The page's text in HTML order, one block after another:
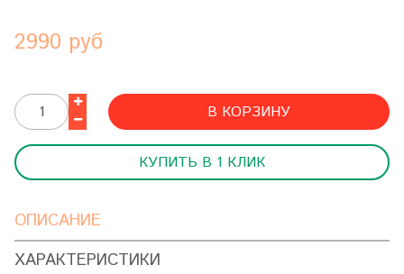
2990 руб
В КОРЗИНУ
КУПИТЬ В 1 КЛИК
ОПИСАНИЕ
ХАРАКТЕРИСТИКИ